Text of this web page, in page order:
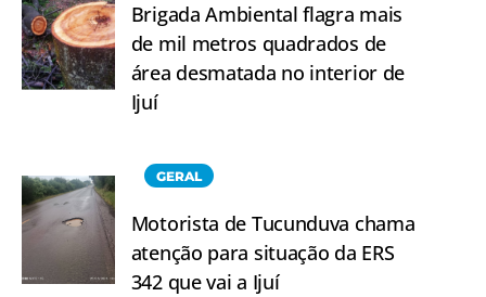
Brigada Ambiental flagra mais
de mil metros quadrados de
área desmatada no interior de
Ijuí
GERAL
Motorista de Tucunduva chama
atenção para situação da ERS
342 que vai a Ijuí